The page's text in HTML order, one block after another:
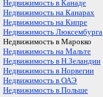
Недвижимость в Канаде
Недвижимость на Канарах
Недвижимость на Кипре
Недвижимость Люксембурга
Недвижимость в Марокко
Недвижимость на Мальте
Недвижимость в Н.Зеландии
Недвижимость в Норвегии
Недвижимость в ОАЭ
Недвижимость в Польше